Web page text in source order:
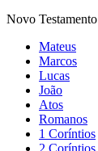
Novo Testamento
Mateus
Marcos
Lucas
João
Atos
Romanos
1 Coríntios
2 Coríntios